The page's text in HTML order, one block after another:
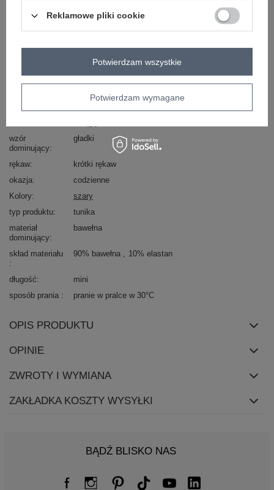
wzór
dominujący
gładki
rękaw
krótki rękaw
okazja
codzienne
Kolory
szary
typ produktu
tunika
materiał
dominujący
bawełna
skład materiału 90% bawełna 10% elastan
długość
mini
sposób prania
pranie w pralce w 30°C
OPIS PRODUKTU
OPINIE
ZWROTY I WYMIANA
ZAKŁADKA KOSZTY WYSYŁKI
BĄDŹ BLISKO NAS
Reklamowe pliki cookie
Potwierdzam wymagane
Potwierdzam wszystkie